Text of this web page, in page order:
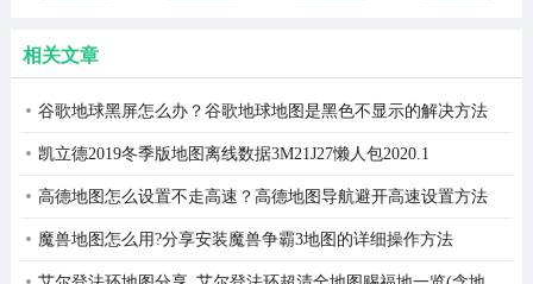
相关文章
谷歌地球黑屏怎么办？谷歌地球地图是黑色不显示的解决方法
凯立德2019冬季版地图离线数据3M21J27懒人包2020.1
高德地图怎么设置不走高速？高德地图导航避开高速设置方法
魔兽地图怎么用?分享安装魔兽争霸3地图的详细操作方法